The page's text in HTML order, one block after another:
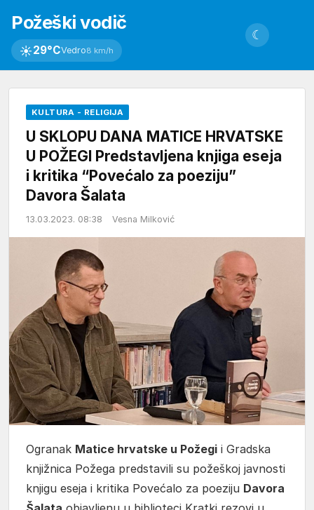
Požeški vodič
☀29°CVedro8 km/h
☾
KULTURA - RELIGIJA
U SKLOPU DANA MATICE HRVATSKE
U POŽEGI Predstavljena knjiga eseja
i kritika “Povećalo za poeziju”
Davora Šalata
13.03.2023. 08:38 Vesna Milković
Ogranak Matice hrvatske u Požegi i Gradska
knjižnica Požega predstavili su požeškoj javnosti
knjigu eseja i kritika Povećalo za poeziju Davora